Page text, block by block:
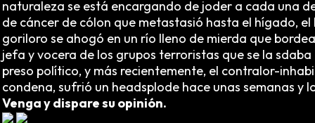
naturaleza se está encargando de joder a cada una
de cáncer de cólon que metastasió hasta el hígado,
goriloro se ahogó en un río lleno de mierda que
jefa y vocera de los grupos terroristas que se la
preso político, y más recientemente, el contralor-
condena, sufrió un headsplode hace unas semanas
Venga y dispare su opinión.